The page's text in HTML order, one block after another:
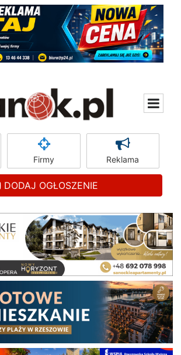
Firmy Reklama
DODAJ OGŁOSZENIE